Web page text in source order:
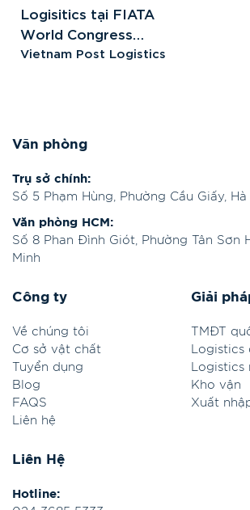
Logisitics tại FIATA
World Congress
2025 – Kết nối &
Vietnam Post Logistics
Văn phòng
Trụ sở chính:
Số 5 Phạm Hùng, Phường Cầu Giấy, Hà
Văn phòng HCM:
Số 8 Phan Đình Giót, Phường Tân Sơn
Minh
Liên Hệ
Hotline:
Công ty
Về chúng tôi
Cơ sở vật chất
Tuyển dụng
Blog
FAQS
Liên hệ
Giải
TMĐT
Logistics
Kho vận
Xuất